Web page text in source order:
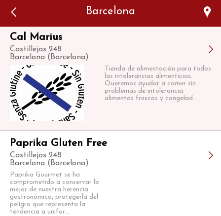
Barcelona
Cal Marius
Castillejos 248
Barcelona (Barcelona)
Tienda de alimentación para todos
las intolerancias alimenticias.
Queremos ayudar a comer sin
problemas de intolerancia.
alimentos frescos y congelad...
Paprika Gluten Free
Castillejos 248
Barcelona (Barcelona)
Paprika Gourmet se ha
comprometido a conservar lo
mejor de nuestra herencia
gastronómica, protegerla del
peligro que representa la
tendencia a unifor...
Error: The domain WWW.VIAJARSINGLUTEN.COM is not
authorized to show the cookie declaration for domain group
ID 546ddaab-b478-4440-aa8a-3b0205284212. Please add it to
the domain group in the Cookiebot Manager to authorize
the domain.